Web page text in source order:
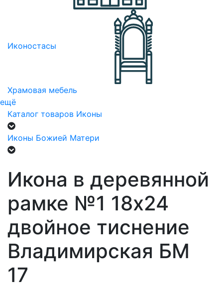
Иконостасы
Храмовая мебель
ещё
Каталог товаров Иконы
Иконы Божией Матери
Икона в деревянной
рамке №1 18х24
двойное тиснение
Владимирская БМ
17